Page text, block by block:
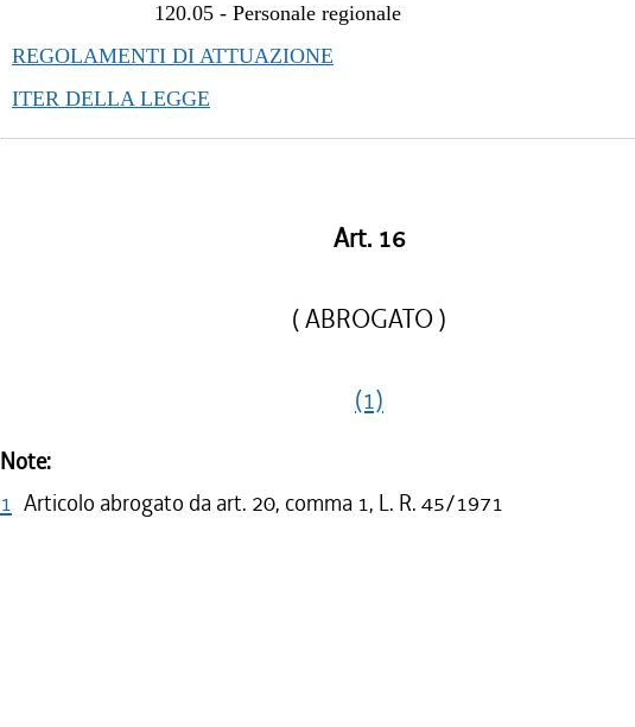
120.05 -Personale regionale
REGOLAMENTI DI ATTUAZIONE
ITER DELLA LEGGE
Art. 16
( ABROGATO )
(1)
Note:
1 Articolo abrogato da art. 20, comma 1, L. R. 45/1971